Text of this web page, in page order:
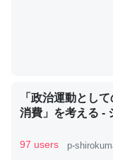
論文では「淡水は
いる鋏角類（カブ
ずキチンを強化し
─ニュース :: 【研究
いのか」に関する新
「政治運動とし
消費」を考える -
97 users p-